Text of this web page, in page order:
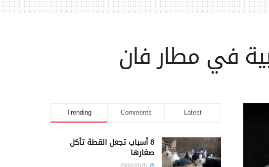
Trending Comments Latest
8 أسباب تجعل القطة تأكل
صغارها